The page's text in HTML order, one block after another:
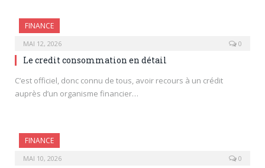
FINANCE
MAI 12, 2026 0
Le credit consommation en détail
C’est officiel, donc connu de tous, avoir recours à un crédit
auprès d’un organisme financier…
FINANCE
MAI 10, 2026 0